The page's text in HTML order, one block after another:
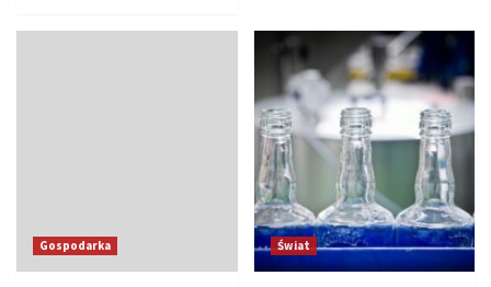
Gospodarka Świat